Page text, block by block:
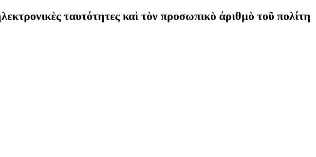
ταυτότητες καὶ τὸν προσωπικὸ ἀριθμὸ τοῦ πολίτη